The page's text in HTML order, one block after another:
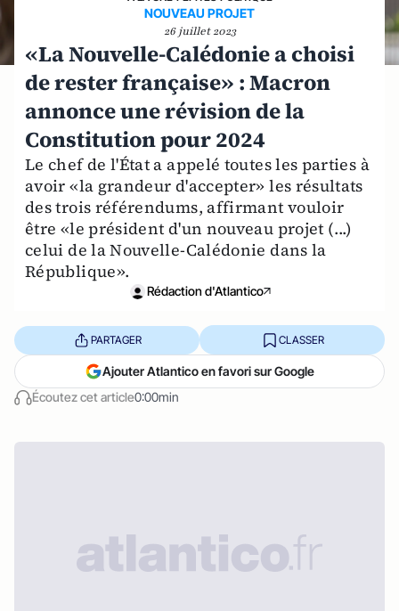
NOUVEAU PROJET
26 juillet 2023
«La Nouvelle-Calédonie a choisi
de rester française» : Macron
annonce une révision de la
Constitution pour 2024
Le chef de l'État a appelé toutes les parties à
avoir «la grandeur d'accepter» les résultats
des trois référendums, affirmant vouloir
être «le président d'un nouveau projet (...)
celui de la Nouvelle-Calédonie dans la
République».
Rédaction d'Atlantico
Écoutez cet article0:00min
PARTAGER CLASSER
Ajouter Atlantico en favori sur Google